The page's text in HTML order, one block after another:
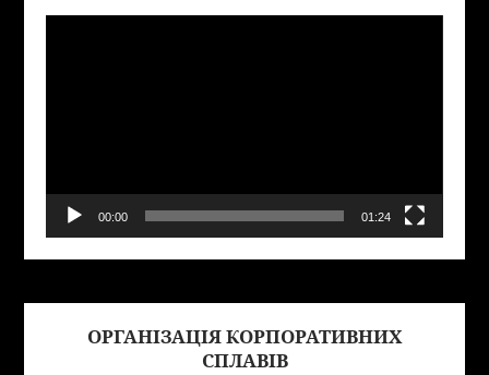
00:00 01:24
ОРГАНІЗАЦІЯ КОРПОРАТИВНИХ
СПЛАВІВ